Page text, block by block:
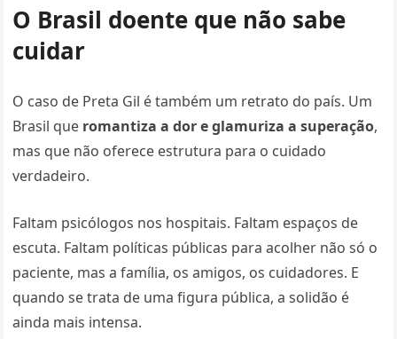
O Brasil doente que não sabe
cuidar
O caso de Preta Gil é também um retrato do país. Um
Brasil que romantiza a dor e glamuriza a superação,
mas que não oferece estrutura para o cuidado
verdadeiro.
Faltam psicólogos nos hospitais. Faltam espaços de
escuta. Faltam políticas públicas para acolher não só o
paciente, mas a família, os amigos, os cuidadores. E
quando se trata de uma figura pública, a solidão é
ainda mais intensa.